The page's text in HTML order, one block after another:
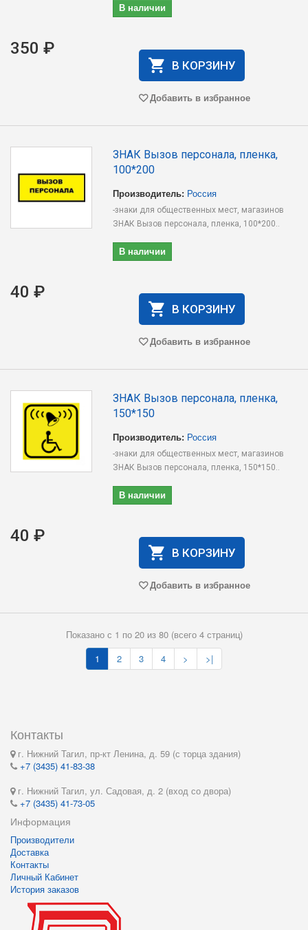
В наличии
350 ₽
В КОРЗИНУ
Добавить в избранное
ЗНАК Вызов персонала, пленка,
100*200
Производитель: Россия
-знаки для общественных мест, магазинов
ЗНАК Вызов персонала, пленка, 100*200..
В наличии
40 ₽
В КОРЗИНУ
Добавить в избранное
ЗНАК Вызов персонала, пленка,
150*150
Производитель: Россия
-знаки для общественных мест, магазинов
ЗНАК Вызов персонала, пленка, 150*150..
В наличии
40 ₽
В КОРЗИНУ
Добавить в избранное
Показано с 1 по 20 из 80 (всего 4 страниц)
1
2 3 4 > >|
Контакты
г. Нижний Тагил, пр-кт Ленина, д. 59 (с торца здания)
+7 (3435) 41-83-38
г. Нижний Тагил, ул. Садовая, д. 2 (вход со двора)
+7 (3435) 41-73-05
Информация
Производители
Доставка
Контакты
Личный Кабинет
История заказов